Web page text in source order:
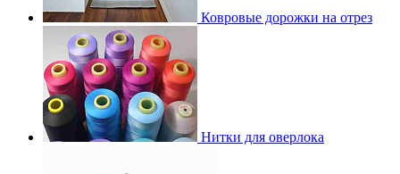
Ковровые дорожки на отрез
Нитки для оверлока